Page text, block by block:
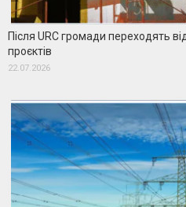
Після URC громади переходять
проєктів
22.07.2026